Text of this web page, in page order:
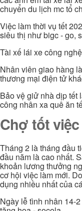
chuyển du lịch mc tổ
Việc làm thời vụ tết
siêu thị như bigc - go,
Tài xế lái xe công
Nhân viên giao hàng
thương mại điện tử
Bảo vệ giử nhà dịp tết
công nhân xa quê ăn
Chợ tốt việc
Tháng 2 là tháng đầu
đầu năm là cao nhất.
khoản lương thưởng
cơ hội việc làm mới.
dụng nhiều nhất của
Ngày lễ tình nhân 14-